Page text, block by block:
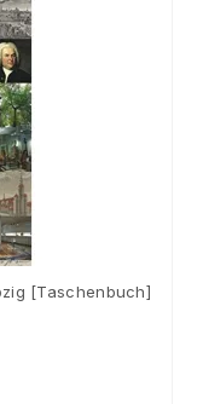
[Taschenbuch]